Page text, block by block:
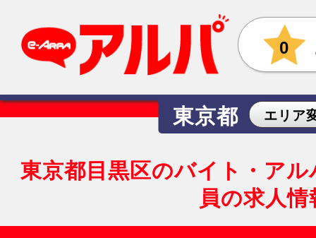
0
東京都 エリア
東京都目黒区のバイト・ア
員の求人情